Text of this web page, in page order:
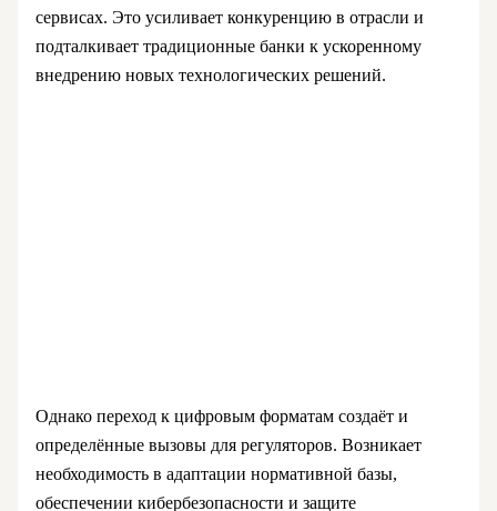
сервисах. Это усиливает конкуренцию в отрасли и
подталкивает традиционные банки к ускоренному
внедрению новых технологических решений.
Однако переход к цифровым форматам создаёт и
определённые вызовы для регуляторов. Возникает
необходимость в адаптации нормативной базы,
обеспечении кибербезопасности и защите